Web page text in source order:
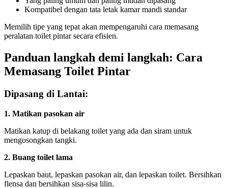
Kompatibel dengan tata letak kamar mandi standar
Memilih tipe yang tepat akan mempengaruhi cara memasang
peralatan toilet pintar secara efisien.
Panduan langkah demi langkah: Cara
Memasang Toilet Pintar
Dipasang di Lantai:
1. Matikan pasokan air
Matikan katup di belakang toilet yang ada dan siram untuk
mengosongkan tangki.
2. Buang toilet lama
Lepaskan baut, lepaskan pasokan air, dan lepaskan toilet. Bersihkan
flensa dan bersihkan sisa-sisa lilin.